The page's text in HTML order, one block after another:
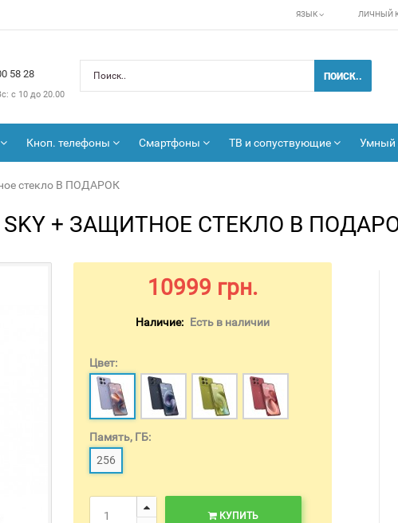
ЯЗЫК ЛИЧНЫЙ
58 28
с 10 до 20.00
ПОИСК..
Кноп. телефоны Смартфоны ТВ и сопуствующие Умный
стекло В ПОДАРОК
SKY + ЗАЩИТНОЕ СТЕКЛО В
10999 грн.
Наличие: Есть в наличии
Цвет:
Память, ГБ:
256
КУПИТЬ